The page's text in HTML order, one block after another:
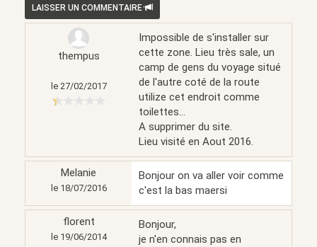
LAISSER UN COMMENTAIRE
thempus
le 27/02/2017
Impossible de s'installer sur
cette zone. Lieu très sale, un
camp de gens du voyage situé
de l'autre coté de la route
utilize cet endroit comme
toilettes...
A supprimer du site.
Lieu visité en Aout 2016.
Melanie
le 18/07/2016
Bonjour on va aller voir comme
c'est la bas maersi
florent
le 19/06/2014
Bonjour,
je n'en connais pas en